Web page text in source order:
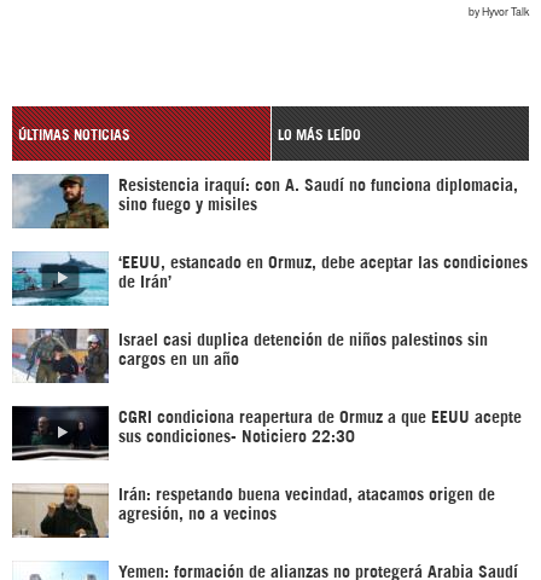
ÚLTIMAS NOTICIAS LO MÁS LEÍDO
Resistencia iraquí: con A. Saudí no funciona diplomacia,
sino fuego y misiles
‘EEUU, estancado en Ormuz, debe aceptar las condiciones
de Irán’
Israel casi duplica detención de niños palestinos sin
cargos en un año
CGRI condiciona reapertura de Ormuz a que EEUU acepte
sus condiciones- Noticiero 22:30
Irán: respetando buena vecindad, atacamos origen de
agresión, no a vecinos
Yemen: formación de alianzas no protegerá Arabia Saudí